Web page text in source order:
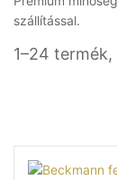
szállítással.
1–24